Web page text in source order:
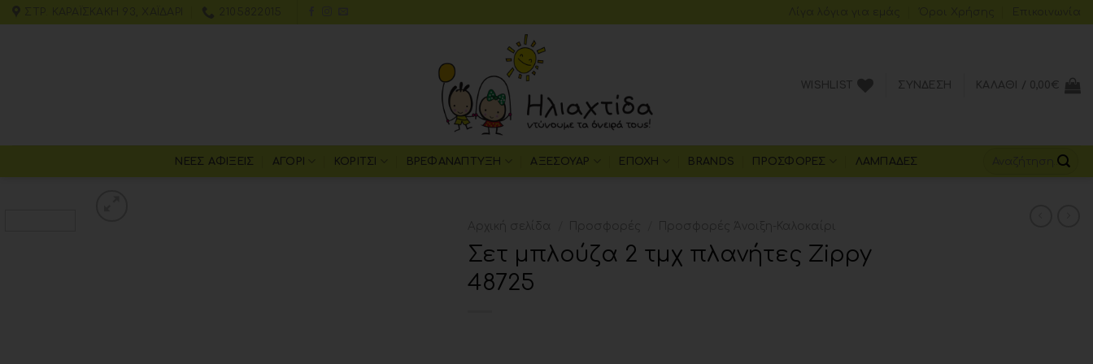
WISHLIST ΣΎΝΔΕΣΗ ΚΑΛΆΘΙ / 0,00€
ΝΕΕΣ ΑΦΙΞΕΙΣ ΑΓΌΡΙ ΚΟΡΊΤΣΙ ΒΡΕΦΑΝΆΠΤΥΞΗ ΑΞΕΣΟΥΆΡ ΕΠΟΧΉ BRANDS ΠΡΟΣΦΟΡΈΣ ΛΑΜΠΆΔΕΣ
Σετ μπλούζα 2 τμχ πλανήτες Zippy
48725